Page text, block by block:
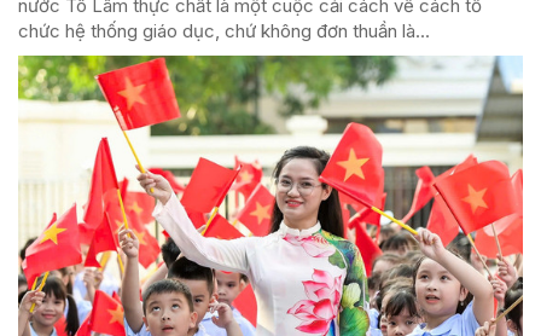
nước Tô Lâm thực chất là một cuộc cải cách về cách tổ
chức hệ thống giáo dục, chứ không đơn thuần là...